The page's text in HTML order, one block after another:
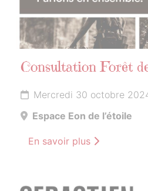
Consultation Forêt
Mercredi 30 octobre
Espace Eon de l’étoile
En savoir plus